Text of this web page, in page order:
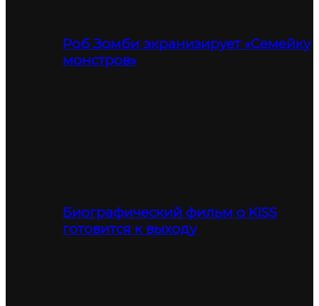
Роб Зомби экранизирует «Семейку
монстров»
Биографический фильм о KISS
готовится к выходу